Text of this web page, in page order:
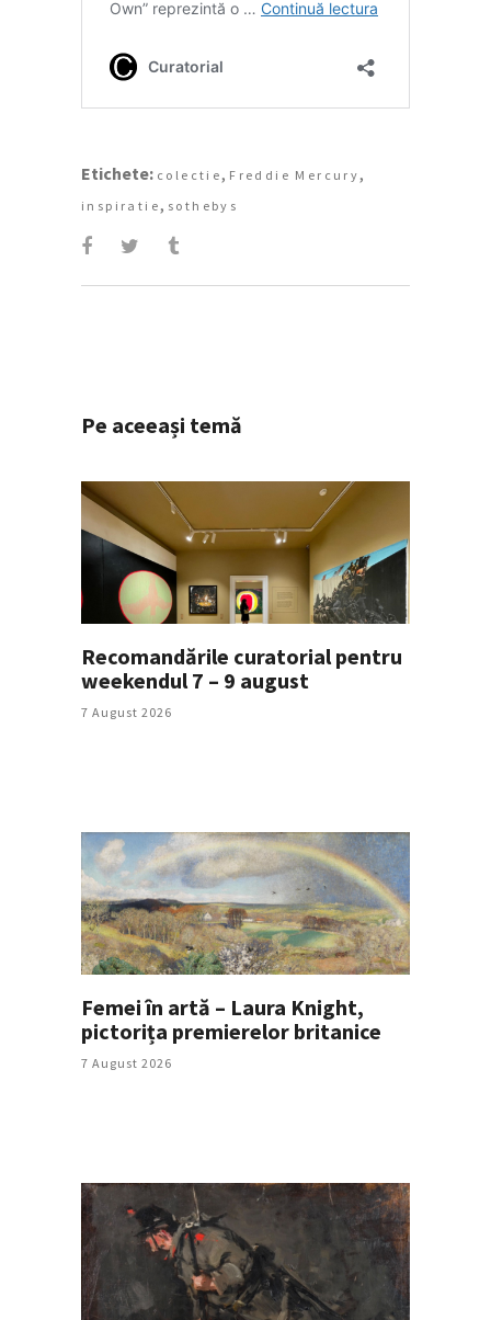
Etichete: colectie , Freddie Mercury ,
inspiratie , sothebys
Pe aceeași temă
Recomandările curatorial pentru
weekendul 7 – 9 august
7 August 2026
Femei în artă – Laura Knight,
pictorița premierelor britanice
7 August 2026